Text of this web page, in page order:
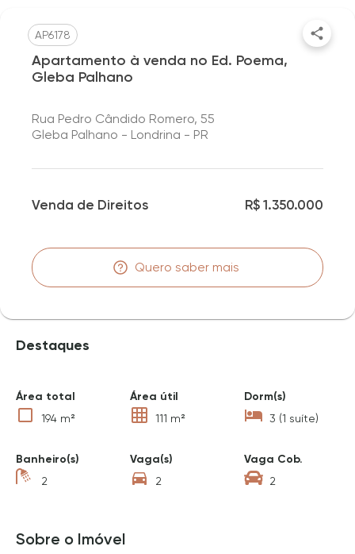
AP6178
Apartamento à venda no Ed. Poema,
Gleba Palhano
Rua Pedro Cândido Romero, 55
Gleba Palhano - Londrina - PR
Venda de Direitos R$ 1.350.000
Quero saber mais
Destaques
Área total
194 m²
Área útil
111 m²
Dorm(s)
3 (1 suíte)
Banheiro(s)
2
Vaga(s)
2
Vaga Cob.
2
Sobre o Imóvel